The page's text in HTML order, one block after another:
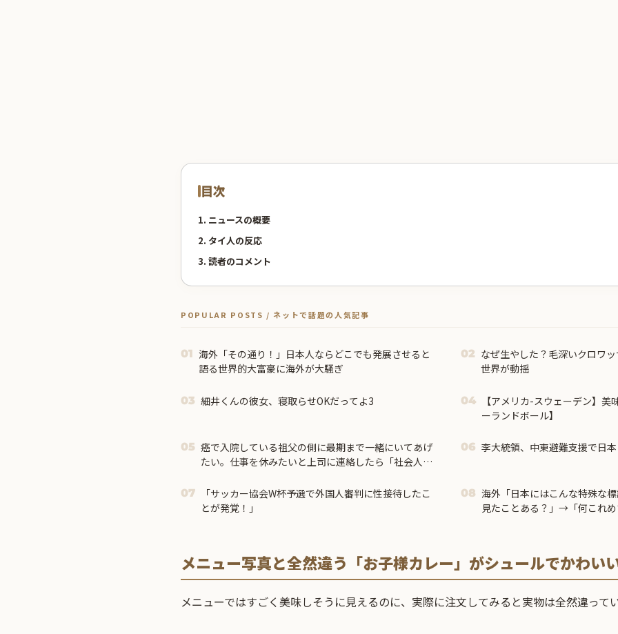
目次
1. ニュースの概要
2. タイ人の反応
3. 読者のコメント
POPULAR POSTS / ネットで話題の人気記事
01 海外「その通り！」日本人ならどこでも発展させると
語る世界的大富豪に海外が大騒ぎ
02 なぜ生やした？毛深いクロワッ
世界が動揺
03 細井くんの彼女、寝取らせOKだってよ3 04
【アメリカ-スウェーデン】美
ーランドボール】
05 癌で入院している祖父の側に最期まで一緒にいてあげ
たい。仕事を休みたいと上司に連絡したら「社会人と
06 李大統領、中東避難支援で日
07
「サッカー協会W杯予選で外国人審判に性接待したこ
とが発覚！」
08 海外「日本にはこんな特殊な
見たことある？」→「何これ
メニュー写真と全然違う「お子様カレー」がシュールでかわい
メニューではすごく美味しそうに見えるのに、実際に注文してみると実物は全然違ってい